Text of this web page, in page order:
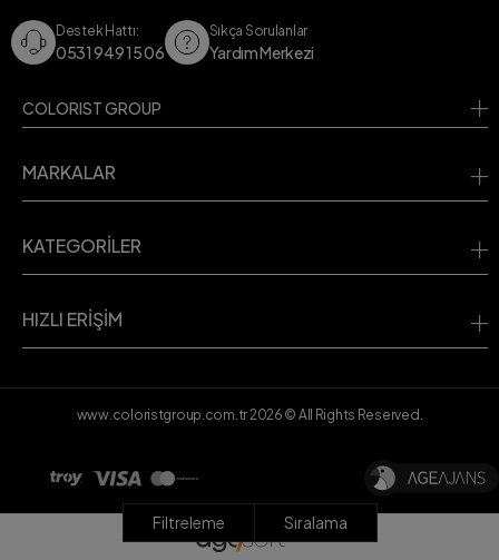
Filtreleme Sıralama
Destek Hattı:
0531 949 15 06
Sıkça Sorulanlar
Yardım Merkezi
COLORIST GROUP
MARKALAR
KATEGORİLER
HIZLI ERİŞİM
www.coloristgroup.com.tr2026 © All Rights Reserved.